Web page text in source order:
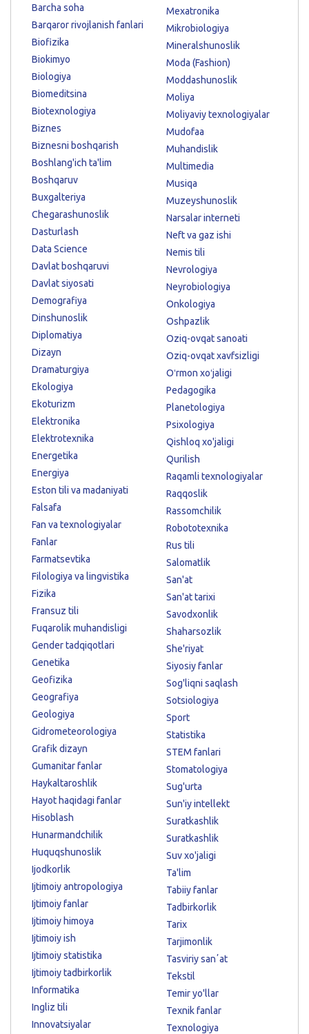
Barcha soha
Barqaror rivojlanish fanlari
Biofizika
Biokimyo
Biologiya
Biomeditsina
Biotexnologiya
Biznes
Biznesni boshqarish
Boshlang'ich ta'lim
Boshqaruv
Buxgalteriya
Chegarashunoslik
Dasturlash
Data Science
Davlat boshqaruvi
Davlat siyosati
Demografiya
Dinshunoslik
Diplomatiya
Dizayn
Dramaturgiya
Ekologiya
Ekoturizm
Elektronika
Elektrotexnika
Energetika
Energiya
Eston tili va madaniyati
Falsafa
Fan va texnologiyalar
Fanlar
Farmatsevtika
Filologiya va lingvistika
Fizika
Fransuz tili
Fuqarolik muhandisligi
Gender tadqiqotlari
Genetika
Geofizika
Geografiya
Geologiya
Gidrometeorologiya
Grafik dizayn
Gumanitar fanlar
Haykaltaroshlik
Hayot haqidagi fanlar
Hisoblash
Hunarmandchilik
Huquqshunoslik
Ijodkorlik
Ijtimoiy antropologiya
Ijtimoiy fanlar
Ijtimoiy himoya
Ijtimoiy ish
Ijtimoiy statistika
Ijtimoiy tadbirkorlik
Informatika
Ingliz tili
Innovatsiyalar
Mexatronika
Mikrobiologiya
Mineralshunoslik
Moda (Fashion)
Moddashunoslik
Moliya
Moliyaviy texnologiyalar
Mudofaa
Muhandislik
Multimedia
Musiqa
Muzeyshunoslik
Narsalar interneti
Neft va gaz ishi
Nemis tili
Nevrologiya
Neyrobiologiya
Onkologiya
Oshpazlik
Oziq-ovqat sanoati
Oziq-ovqat xavfsizligi
Oʻrmon xoʻjaligi
Pedagogika
Planetologiya
Psixologiya
Qishloq xo'jaligi
Qurilish
Raqamli texnologiyalar
Raqqoslik
Rassomchilik
Robototexnika
Rus tili
Salomatlik
San'at
San'at tarixi
Savodxonlik
Shaharsozlik
She'riyat
Siyosiy fanlar
Sog'liqni saqlash
Sotsiologiya
Sport
Statistika
STEM fanlari
Stomatologiya
Sug'urta
Sun'iy intellekt
Suratkashlik
Suratkashlik
Suv xo'jaligi
Ta'lim
Tabiiy fanlar
Tadbirkorlik
Tarix
Tarjimonlik
Tasviriy sanʼat
Tekstil
Temir yo'llar
Texnik fanlar
Texnologiya